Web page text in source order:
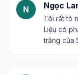
N Ngọc
Tôi rất tò
Liệu có
trăng của